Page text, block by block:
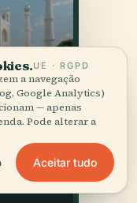
UE · RGPD
a navegação
Google Analytics)
— apenas
Pode alterar a
Aceitar tudo